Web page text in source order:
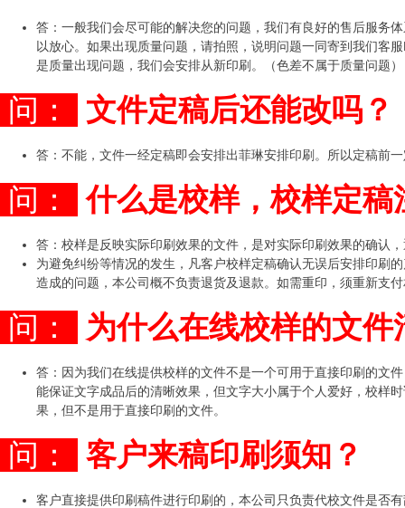
答：一般我们会尽可能的解决您的问题，我们有良好的售后服务
以放心。如果出现质量问题，请拍照，说明问题一同寄到我们客
是质量出现问题，我们会安排从新印刷。（色差不属于质量问题）
问： 文件定稿后还能改吗？
答：不能，文件一经定稿即会安排出菲琳安排印刷。所以定稿前
问： 什么是校样，校样定稿
答：校样是反映实际印刷效果的文件，是对实际印刷效果的确认
为避免纠纷等情况的发生，凡客户校样定稿确认无误后安排印刷
造成的问题，本公司概不负责退货及退款。如需重印，须重新支
问： 为什么在线校样的文件
答：因为我们在线提供校样的文件不是一个可用于直接印刷的文
能保证文字成品后的清晰效果，但文字大小属于个人爱好，校样
果，但不是用于直接印刷的文件。
问： 客户来稿印刷须知？
客户直接提供印刷稿件进行印刷的，本公司只负责代校文件是否